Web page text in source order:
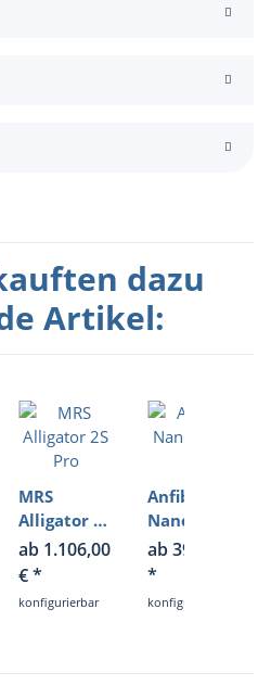
dazu
Artikel:
MRS
Alligator 2S
Pro
ab 1.106,00
€*
konfigurierbar
Anfibio
Nano RTC /
XL
ab 399,00 €
*
konfigurierbar